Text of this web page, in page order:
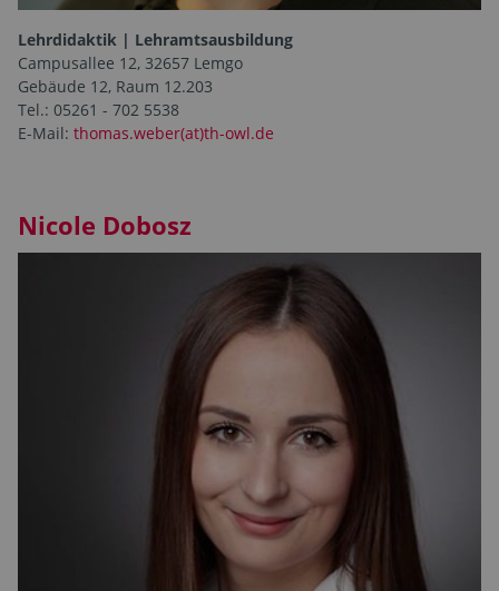
Lehrdidaktik | Lehramtsausbildung
Campusallee 12, 32657 Lemgo
Gebäude 12, Raum 12.203
Tel.: 05261 - 702 5538
E-Mail: thomas.weber(at)th-owl.de
Nicole Dobosz